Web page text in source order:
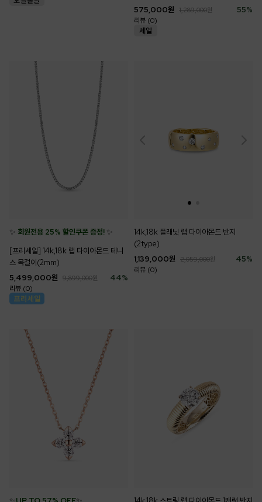
55%
575,000원 1,289,000원
리뷰 (0)
✨ 회원전용 25% 할인쿠폰 증정! ✨
[프리세일] 14k,18k 랩 다이아몬드 테니
스 목걸이(2mm)
44%
5,499,000원 9,899,000원
리뷰 (0)
14k,18k 플래닛 랩 다이아몬드 반지
(2type)
45%
1,139,000원 2,059,000원
리뷰 (0)